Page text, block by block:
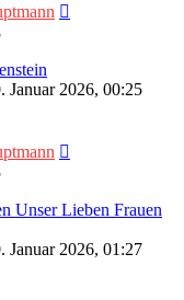
Januar 2026, 00:25
Unser Lieben Frauen
Januar 2026, 01:27